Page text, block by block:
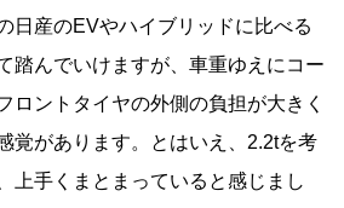
日産のEVやハイブリッドに比べる
踏んでいけますが、車重ゆえにコー
ロントタイヤの外側の負担が大きく
覚があります。とはいえ、2.2tを考
上手くまとまっていると感じまし